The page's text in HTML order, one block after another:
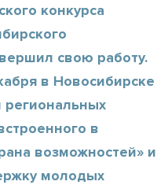
конкурса
свою работу.
в Новосибирске
региональных
в
возможностей» и
молодых